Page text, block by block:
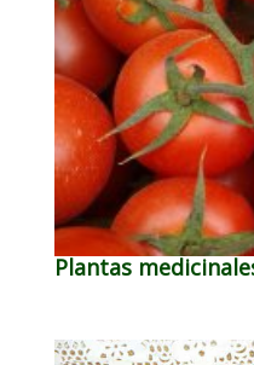
Plantas